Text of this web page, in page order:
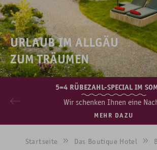
URLAUB IM ALLGÄU
ZUM TRÄUMEN
5=4 RÜBEZAHL-SPECIAL IM
Wir schenken Ihnen eine
MEHR DAZU
Startseite Das Boutique Hotel